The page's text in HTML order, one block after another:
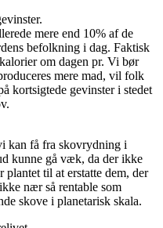
mere end 10% af de
befolkning i dag. Faktisk
om dagen pr. Vi bør
mere mad, vil folk
kortsigtede gevinster i stedet
kan få fra skovrydning i
kunne gå væk, da der ikke
til at erstatte dem, der
nær så rentable som
skove i planetarisk skala.